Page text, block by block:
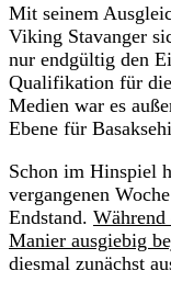
Mit seinem
Viking Stavanger
nur endgültig den
Qualifikation für
Medien war es
Ebene für
Schon im Hinspiel
vergangenen
Endstand. Während
Manier ausgiebig
diesmal zunächst